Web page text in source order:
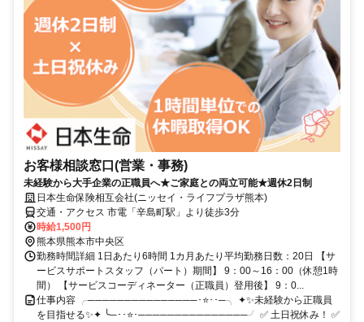
お客様相談窓口(営業・事務)
未経験から大手企業の正職員へ★ご家庭との両立可能★週休2日制
日本生命保険相互会社(ニッセイ・ライフプラザ熊本)
交通・アクセス 市電「辛島町駅」より徒歩3分
時給1,500円
熊本県熊本市中央区
勤務時間詳細 1日あたり6時間 1カ月あたり平均勤務日数：20日 【サ
ービスサポートスタッフ（パート）期間】 9：00～16：00（休憩1時
間） 【サービスコーディネーター（正職員）登用後】 9：0...
仕事内容 ╭───────────────･⭐･･─╮ ✦✨未経験から正職員
を目指せる✨✦ ╰─･･⭐･───────────────╯ ✅ 土日祝休み！ ✅